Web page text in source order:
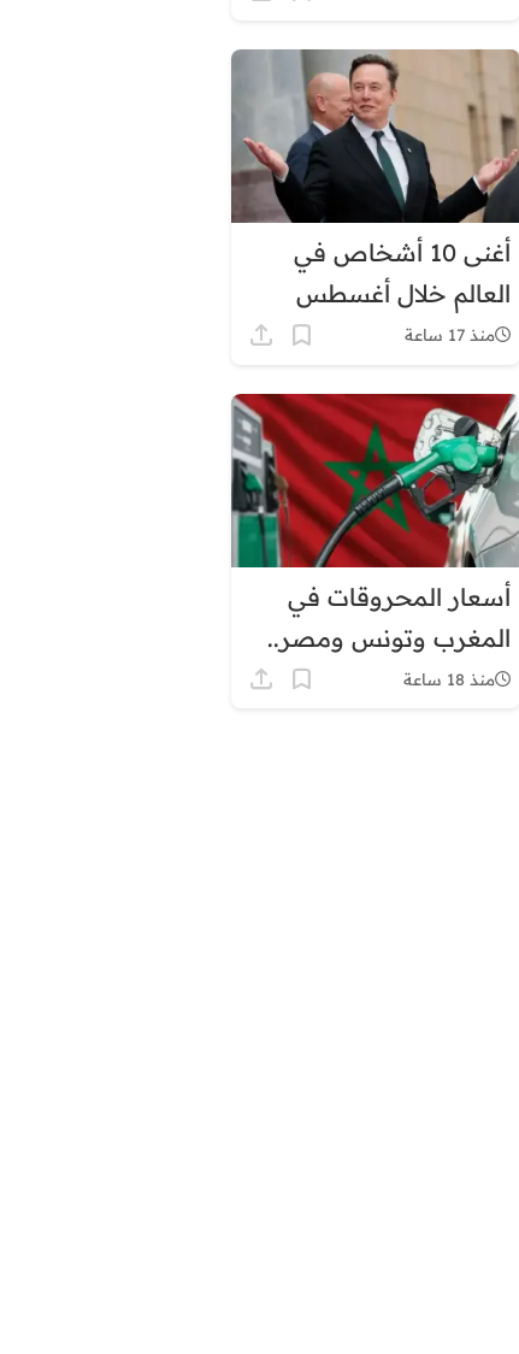
أغنى 10 أشخاص في
العالم خلال أغسطس
2026.. إيلون ماسك في
منذ 17 ساعة
أسعار المحروقات في
المغرب وتونس ومصر..
لماذا يبدو الفارق كبيرًا؟
منذ 18 ساعة